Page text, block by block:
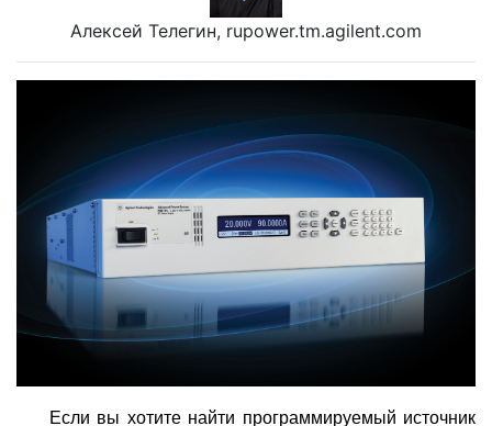
Алексей Телегин, rupower.tm.agilent.com
Если вы хотите найти программируемый источник